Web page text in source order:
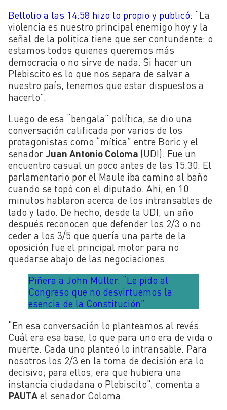
Bellolio a las 14:58 hizo lo propio y publicó: “La
violencia es nuestro principal enemigo hoy y la
señal de la política tiene que ser contundente: o
estamos todos quienes queremos más
democracia o no sirve de nada. Si hacer un
Plebiscito es lo que nos separa de salvar a
nuestro país, tenemos que estar dispuestos a
hacerlo”.
Luego de esa “bengala” política, se dio una
conversación calificada por varios de los
protagonistas como “mítica” entre Boric y el
senador Juan Antonio Coloma (UDI). Fue un
encuentro casual un poco antes de las 15:30. El
parlamentario por el Maule iba camino al baño
cuando se topó con el diputado. Ahí, en 10
minutos hablaron acerca de los intransables de
lado y lado. De hecho, desde la UDI, un año
después reconocen que defender los 2/3 o no
ceder a los 3/5 que quería una parte de la
oposición fue el principal motor para no
quedarse abajo de las negociaciones.
Piñera a John Müller: “Le pido al
Congreso que no desvirtuemos la
esencia de la Constitución”
“En esa conversación lo planteamos al revés.
Cuál era esa base, lo que para uno era de vida o
muerte. Cada uno planteó lo intransable. Para
nosotros los 2/3 en la toma de decisión era lo
decisivo; para ellos, era que hubiera una
instancia ciudadana o Plebiscito”, comenta a
PAUTA el senador Coloma.